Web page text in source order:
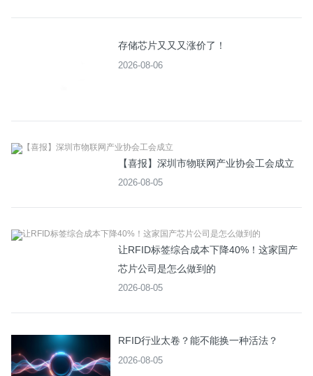
存储芯片又又又涨价了！
2026-08-06
【喜报】深圳市物联网产业协会工会成立
2026-08-05
让RFID标签综合成本下降40%！这家国产
芯片公司是怎么做到的
2026-08-05
RFID行业太卷？能不能换一种活法？
2026-08-05